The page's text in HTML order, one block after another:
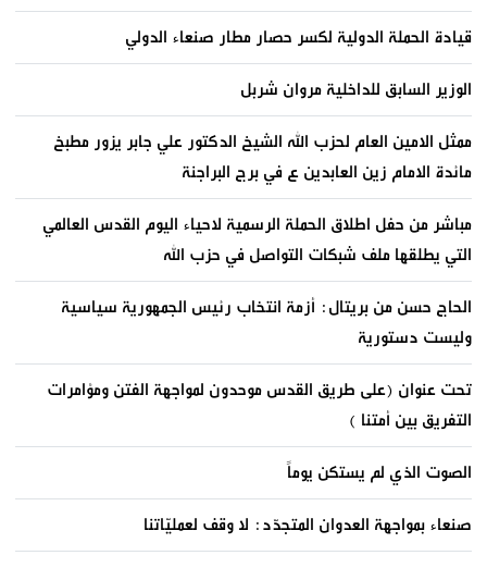
قيادة الحملة الدولية لكسر حصار مطار صنعاء الدولي
الوزير السابق للداخلية مروان شربل
ممثل الامين العام لحزب الله الشيخ الدكتور علي جابر يزور مطبخ
مائدة الامام زين العابدين ع في برج البراجنة
مباشر من حفل اطلاق الحملة الرسمية لاحياء اليوم القدس العالمي
التي يطلقها ملف شبكات التواصل في حزب الله
الحاج حسن من بريتال: أزمة انتخاب رئيس الجمهورية سياسية
وليست دستورية
تحت عنوان (على طريق القدس موحدون لمواجهة الفتن ومؤامرات
التفريق بين أمتنا )
الصوت الذي لم يستكن يوماً
صنعاء بمواجهة العدوان المتجدّد: لا وقف لعمليّاتنا